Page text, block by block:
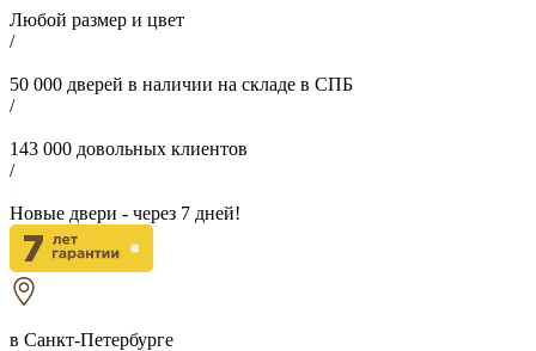
Любой размер и цвет
/
50 000 дверей в наличии на складе в СПБ
/
143 000 довольных клиентов
/
Новые двери - через 7 дней!
в Санкт-Петербурге